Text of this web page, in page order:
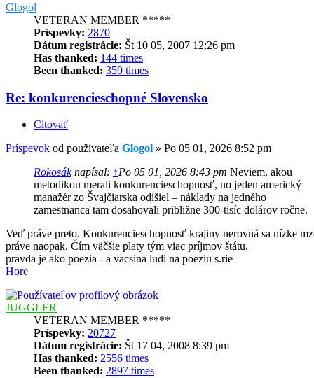
Glogol
VETERAN MEMBER *****
Príspevky: 2870
Dátum registrácie: Št 10 05, 2007 12:26 pm
Has thanked: 144 times
Been thanked: 359 times
Re: konkurencieschopné Slovensko
Citovať
Príspevok od používateľa Glogol » Po 05 01, 2026 8:52 pm
Rokosáknapísal: ↑Po 05 01, 2026 8:43 pm Neviem, akou
metodikou merali konkurencieschopnosť, no jeden americký
manažér zo Švajčiarska odišiel – náklady na jedného
zamestnanca tam dosahovali približne 300-tisíc dolárov ročne.
Veď práve preto. Konkurencieschopnosť krajiny nerovná sa nízke
práve naopak. Čím väčšie platy tým viac príjmov štátu.
pravda je ako poezia - a vacsina ludi na poeziu s.rie
Hore
JUGGLER
VETERAN MEMBER *****
Príspevky: 20727
Dátum registrácie: Št 17 04, 2008 8:39 pm
Has thanked: 2556 times
Been thanked: 2897 times